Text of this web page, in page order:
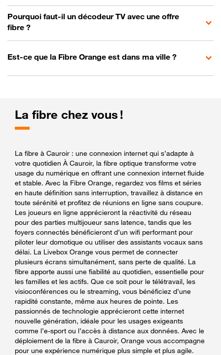
Pourquoi faut-il un décodeur TV avec une offre
fibre ?
Est-ce que la Fibre Orange est dans ma ville ?
La fibre chez vous !
La fibre à Cauroir : une connexion internet qui s’adapte à
votre quotidien À Cauroir, la fibre optique transforme votre
usage du numérique en offrant une connexion internet fluide
et stable. Avec la Fibre Orange, regardez vos films et séries
en haute définition sans interruption, travaillez à distance en
toute sérénité et profitez de réunions en ligne sans coupure.
Les joueurs en ligne apprécieront la réactivité du réseau
pour des parties multijoueur sans latence, tandis que les
foyers connectés bénéficieront d’un wifi performant pour
piloter leur domotique ou utiliser des assistants vocaux sans
délai. La Livebox Orange vous permet de connecter
plusieurs écrans simultanément, sans perte de qualité. La
fibre apporte aussi une fiabilité au quotidien, essentielle pour
les familles et les actifs. Que ce soit pour le télétravail, les
visioconférences ou le streaming, vous bénéficiez d’une
rapidité constante, même aux heures de pointe. Les
passionnés de technologie apprécieront cette internet
nouvelle génération, idéale pour les usages exigeants
comme l’e-sport ou l’accès à distance aux données. Avec le
déploiement de la fibre à Cauroir, Orange vous accompagne
pour une expérience numérique plus simple et plus agile.